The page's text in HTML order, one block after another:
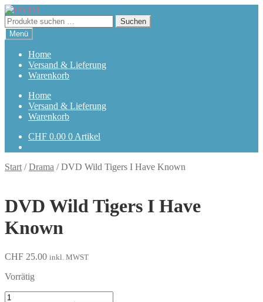
Zur
Navigation
springen
Zum
Inhalt
springen
Suchen
nach:
Suchen
Menü
Home
Versand & Lieferung
Warenkorb
Home
Versand & Lieferung
Warenkorb
CHF 0.00 0 Artikel
Start /Drama /DVD Wild Tigers I Have Known
DVD Wild Tigers I Have
Known
CHF 25.00 inkl. MWST
Vorrätig
Wild